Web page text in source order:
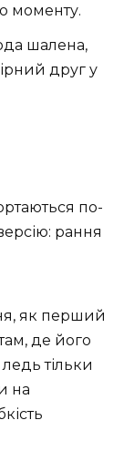
моменту.
шалена,
друг у
по-
рання
як перший
де його
тільки
на